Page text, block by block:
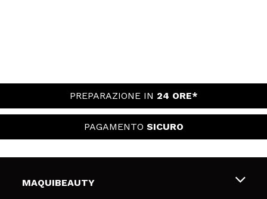
PREPARAZIONE IN 24 ORE*
PAGAMENTO SICURO
MAQUIBEAUTY